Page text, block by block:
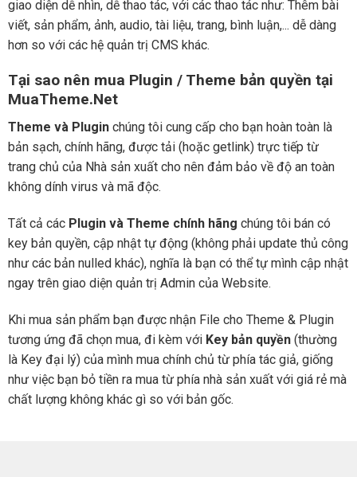
giao diện dễ nhìn, dễ thao tác, với các thao tác như: Thêm bài
viết, sản phẩm, ảnh, audio, tài liệu, trang, bình luận,... dễ dàng
hơn so với các hệ quản trị CMS khác.
Tại sao nên mua Plugin / Theme bản quyền tại
MuaTheme.Net
Theme và Plugin chúng tôi cung cấp cho bạn hoàn toàn là
bản sạch, chính hãng, được tải (hoặc getlink) trực tiếp từ
trang chủ của Nhà sản xuất cho nên đảm bảo về độ an toàn
không dính virus và mã độc.
Tất cả các Plugin và Theme chính hãng chúng tôi bán có
key bản quyền, cập nhật tự động (không phải update thủ công
như các bản nulled khác), nghĩa là bạn có thể tự mình cập nhật
ngay trên giao diện quản trị Admin của Website.
Khi mua sản phẩm bạn được nhận File cho Theme & Plugin
tương ứng đã chọn mua, đi kèm với Key bản quyền (thường
là Key đại lý) của mình mua chính chủ từ phía tác giả, giống
như việc bạn bỏ tiền ra mua từ phía nhà sản xuất với giá rẻ mà
chất lượng không khác gì so với bản gốc.